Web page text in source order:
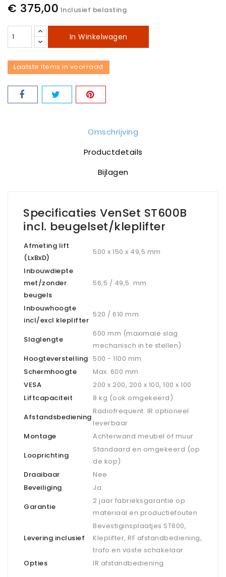
€ 375,00 Inclusief belasting
In Winkelwagen
Laatste items in voorraad
Omschrijving
Productdetails
Bijlagen
Specificaties VenSet ST600B
incl. beugelset/kleplifter
Afmeting lift
(LxBxD)
500 x 150 x 49,5 mm
Inbouwdiepte
met/zonder
beugels
56,5 / 49,5 mm
Inbouwhoogte
incl/excl kleplifter
520 / 610 mm
Slaglengte
600 mm (maximale slag
mechanisch in te stellen)
Hoogteverstelling 500 - 1100 mm
Schermhoogte
Max. 600 mm
VESA
200 x 200, 200 x 100, 100 x 100
Liftcapaciteit
8 kg (ook omgekeerd)
Afstandsbediening
Radiofrequent. IR optioneel
leverbaar
Montage
Achterwand meubel of muur
Looprichting
Standaard en omgekeerd (op
de kop)
Draaibaar
Nee
Beveiliging
Ja
Garantie
2 jaar fabrieksgarantie op
materiaal en productiefouten
Levering inclusief
Bevestiginsplaatjes ST600,
Kleplifter, RF afstandbediening,
trafo en vaste schakelaar
Opties
IR afstandbediening